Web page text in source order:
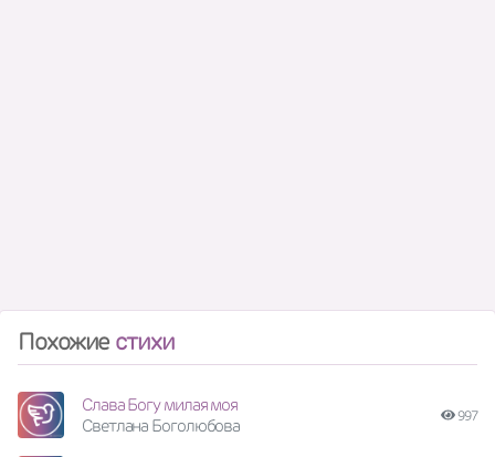
Похожие стихи
Слава Богу милая моя
Светлана Боголюбова
997